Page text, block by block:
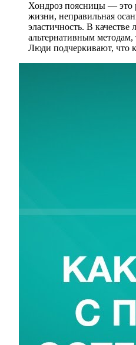
Хондроз поясницы — это
жизни, неправильная
эластичность. В
альтернативным методам,
Люди подчеркивают, что